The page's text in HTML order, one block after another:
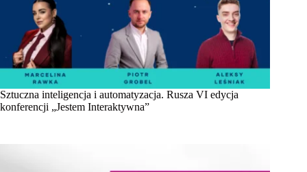
Sztuczna inteligencja i automatyzacja. Rusza VI edycja
konferencji „Jestem Interaktywna”